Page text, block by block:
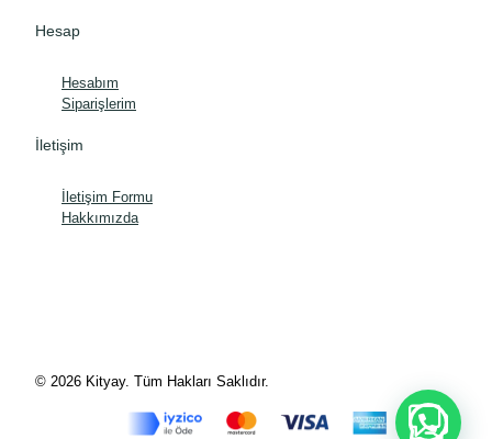
Hesap
Hesabım
Siparişlerim
İletişim
İletişim Formu
Hakkımızda
© 2026 Kityay. Tüm Hakları Saklıdır.